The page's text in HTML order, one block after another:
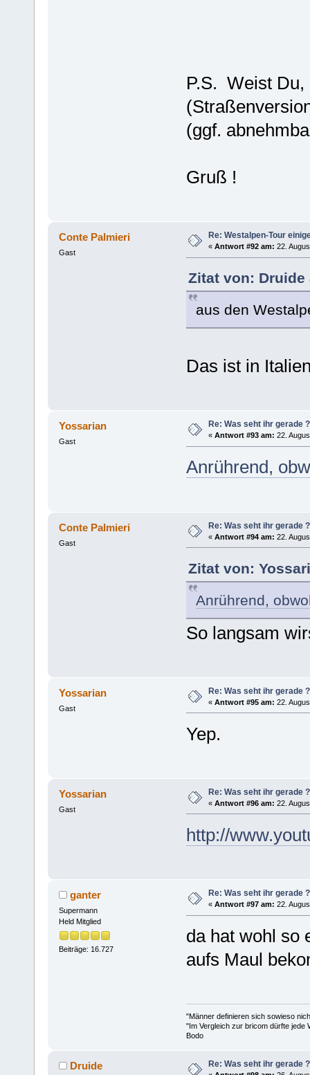
P.S. Weist
(ggf.
Gruß !
Conte Palmieri
Gast
Re: Westalpen-Tour
« Antwort #92 am: 22.
Zitat von: Druide
aus den
Das ist in
Yossarian
Gast
Re: Was seht ihr gerade ?
« Antwort #93 am: 22.
Anrührend,
Conte Palmieri
Gast
Re: Was seht ihr gerade ?
« Antwort #94 am: 22.
Zitat von:
Anrührend,
So langsam
Yossarian
Gast
Re: Was seht ihr gerade ?
« Antwort #95 am: 22.
Yep.
Yossarian
Gast
Re: Was seht ihr gerade ?
« Antwort #96 am: 22.
http://
ganter
Supermann
Held Mitglied
Beiträge: 16.727
Re: Was seht ihr gerade ?
« Antwort #97 am: 22.
da hat wohl so
aufs Maul
"Männer definieren sich sowieso
"Im Vergleich zur bricom dürfte jede
Bodo
Druide Re: Was seht ihr gerade ?